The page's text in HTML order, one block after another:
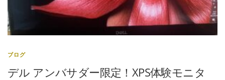
ブログ
デル アンバサダー限定！XPS体験モニタ